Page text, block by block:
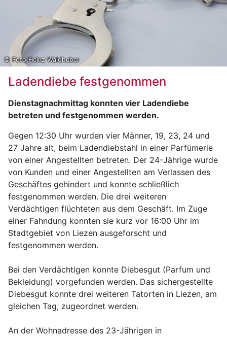
© Foto Heinz Waldhuber
Ladendiebe festgenommen
Dienstagnachmittag konnten vier Ladendiebe
betreten und festgenommen werden.
Gegen 12:30 Uhr wurden vier Männer, 19, 23, 24 und
27 Jahre alt, beim Ladendiebstahl in einer Parfümerie
von einer Angestellten betreten. Der 24-Jährige wurde
von Kunden und einer Angestellten am Verlassen des
Geschäftes gehindert und konnte schließlich
festgenommen werden. Die drei weiteren
Verdächtigen flüchteten aus dem Geschäft. Im Zuge
einer Fahndung konnten sie kurz vor 16:00 Uhr im
Stadtgebiet von Liezen ausgeforscht und
festgenommen werden.
Bei den Verdächtigen konnte Diebesgut (Parfum und
Bekleidung) vorgefunden werden. Das sichergestellte
Diebesgut konnte drei weiteren Tatorten in Liezen, am
gleichen Tag, zugeordnet werden.
An der Wohnadresse des 23-Jährigen in